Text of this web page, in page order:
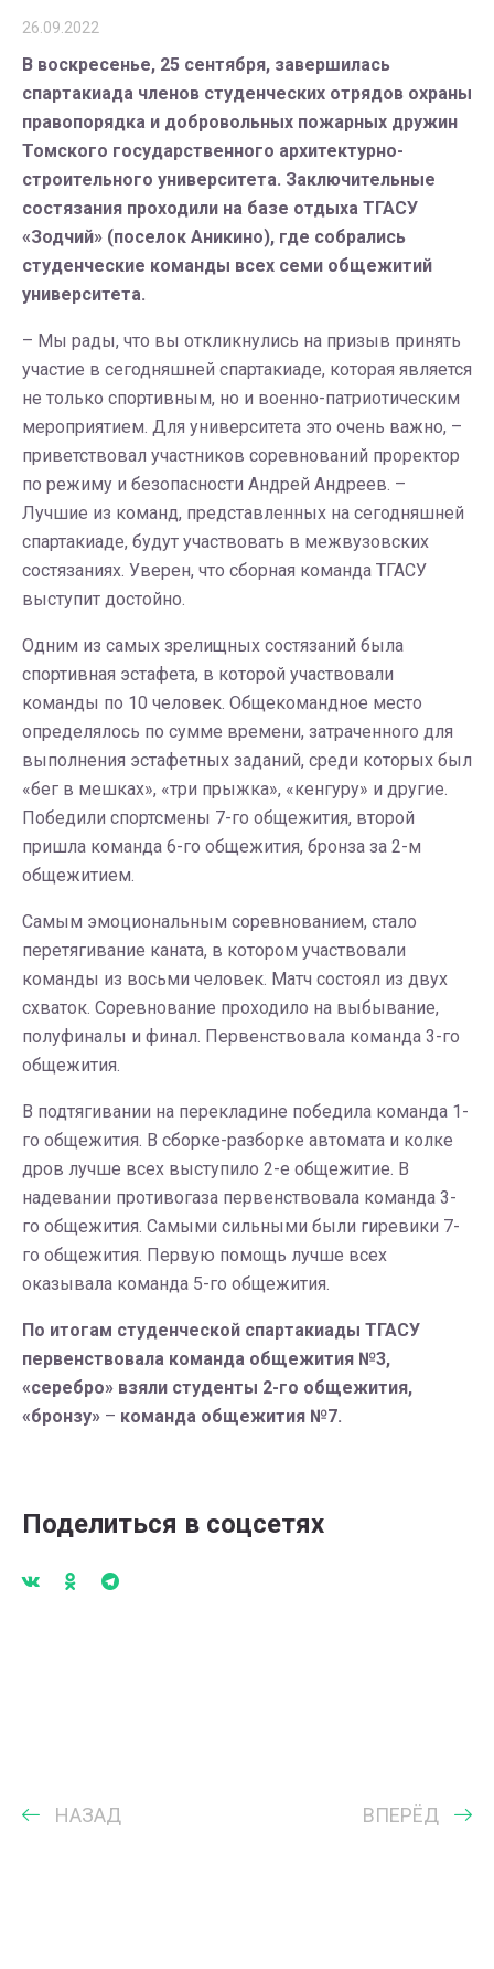
26.09.2022
В воскресенье, 25 сентября, завершилась
спартакиада членов студенческих отрядов охраны
правопорядка и добровольных пожарных дружин
Томского государственного архитектурно-
строительного университета. Заключительные
состязания проходили на базе отдыха ТГАСУ
«Зодчий» (поселок Аникино), где собрались
студенческие команды всех семи общежитий
университета.
– Мы рады, что вы откликнулись на призыв принять
участие в сегодняшней спартакиаде, которая является
не только спортивным, но и военно-патриотическим
мероприятием. Для университета это очень важно, –
приветствовал участников соревнований проректор
по режиму и безопасности Андрей Андреев. –
Лучшие из команд, представленных на сегодняшней
спартакиаде, будут участвовать в межвузовских
состязаниях. Уверен, что сборная команда ТГАСУ
выступит достойно.
Одним из самых зрелищных состязаний была
спортивная эстафета, в которой участвовали
команды по 10 человек. Общекомандное место
определялось по сумме времени, затраченного для
выполнения эстафетных заданий, среди которых был
«бег в мешках», «три прыжка», «кенгуру» и другие.
Победили спортсмены 7-го общежития, второй
пришла команда 6-го общежития, бронза за 2-м
общежитием.
Самым эмоциональным соревнованием, стало
перетягивание каната, в котором участвовали
команды из восьми человек. Матч состоял из двух
схваток. Соревнование проходило на выбывание,
полуфиналы и финал. Первенствовала команда 3-го
общежития.
В подтягивании на перекладине победила команда 1-
го общежития. В сборке-разборке автомата и колке
дров лучше всех выступило 2-е общежитие. В
надевании противогаза первенствовала команда 3-
го общежития. Самыми сильными были гиревики 7-
го общежития. Первую помощь лучше всех
оказывала команда 5-го общежития.
По итогам студенческой спартакиады ТГАСУ
первенствовала команда общежития №3,
«серебро» взяли студенты 2-го общежития,
«бронзу» – команда общежития №7.
Поделиться в соцсетях
НАЗАД ВПЕРЁД